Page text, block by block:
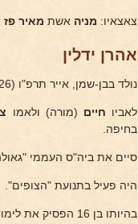
צאצאיו: מניה אשת מאיר פז
אהרן ידלין
נולד בבן-שמן, אייר תרפ"ו (1926).
לאביו חיים (מורה) ולאמו
בחיפה.
סיים את ביה"ס העממי
היה פעיל בתנועת "הצופים".
בהיותו בן 16 הפסיק את לימודיו ויצא לשנת עבודה בגניגר.